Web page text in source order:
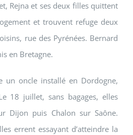
Rejna et ses deux filles quittent
et trouvent refuge deux
rue des Pyrénées. Bernard
en Bretagne.
un oncle installé en Dordogne,
18 juillet, sans bagages, elles
Dijon puis Chalon sur Saône.
errent essayant d’atteindre la